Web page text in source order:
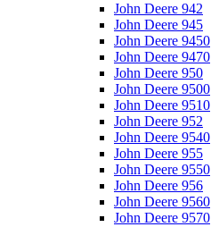
John Deere 942
John Deere 945
John Deere 9450
John Deere 9470
John Deere 950
John Deere 9500
John Deere 9510
John Deere 952
John Deere 9540
John Deere 955
John Deere 9550
John Deere 956
John Deere 9560
John Deere 9570